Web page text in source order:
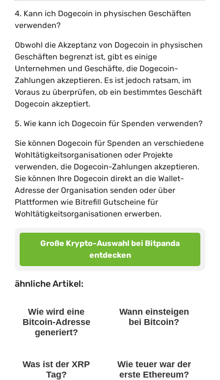
4. Kann ich Dogecoin in physischen Geschäften
verwenden?
Obwohl die Akzeptanz von Dogecoin in physischen
Geschäften begrenzt ist, gibt es einige
Unternehmen und Geschäfte, die Dogecoin-
Zahlungen akzeptieren. Es ist jedoch ratsam, im
Voraus zu überprüfen, ob ein bestimmtes Geschäft
Dogecoin akzeptiert.
5. Wie kann ich Dogecoin für Spenden verwenden?
Sie können Dogecoin für Spenden an verschiedene
Wohltätigkeitsorganisationen oder Projekte
verwenden, die Dogecoin-Zahlungen akzeptieren.
Sie können Ihre Dogecoin direkt an die Wallet-
Adresse der Organisation senden oder über
Plattformen wie Bitrefill Gutscheine für
Wohltätigkeitsorganisationen erwerben.
Große Krypto-Auswahl bei Bitpanda
entdecken
ähnliche Artikel:
Wie wird eine
Bitcoin-Adresse
generiert?
Wann einsteigen
bei Bitcoin?
Was ist der XRP
Tag?
Wie teuer war der
erste Ethereum?